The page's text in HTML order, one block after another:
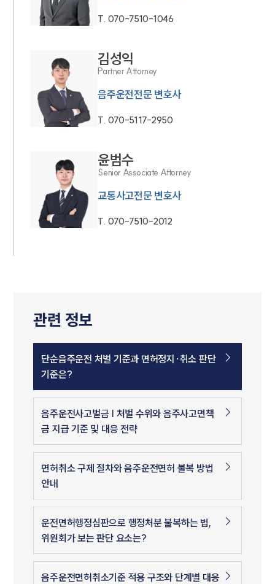
T. 070-7510-1046
김성익
Partner Attorney
음주운전전문 변호사
T. 070-5117-2950
윤범수
Senior Associate Attorney
교통사고전문 변호사
T. 070-7510-2012
관련 정보
단순음주운전 처벌 기준과 면허정지·취소 판단
기준은?
음주운전사고벌금 | 처벌 수위와 음주사고면책
금 지급 기준 및 대응 전략
면허취소 구제 절차와 음주운전면허 불복 방법
안내
운전면허행정심판으로 행정처분 불복하는 법,
위원회가 보는 판단 요소는?
음주운전면허취소기준 적용 구조와 단계별 대응